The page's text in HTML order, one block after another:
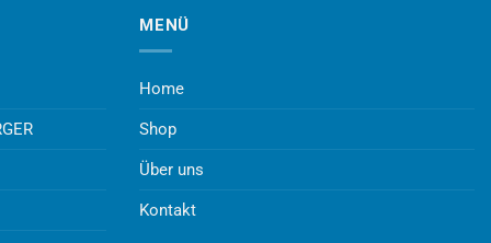
MENÜ
Home
Shop
Über uns
Kontakt